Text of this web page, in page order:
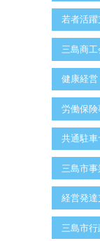
若者活躍
三島商
健康経営
労働保険
共通駐車
三島市
経営発
三島市